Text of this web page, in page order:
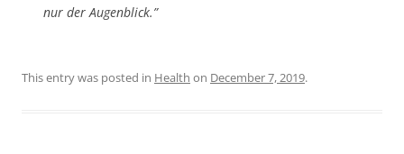
nur der Augenblick.”
This entry was posted in Health on December 7, 2019.